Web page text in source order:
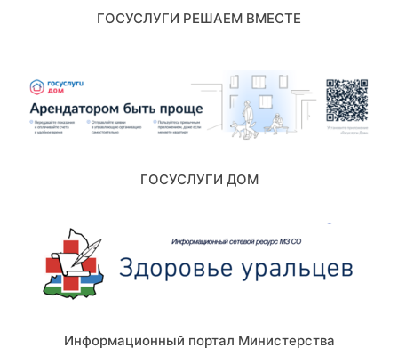
ГОСУСЛУГИ РЕШАЕМ ВМЕСТЕ
ГОСУСЛУГИ ДОМ
Информационный портал Министерства